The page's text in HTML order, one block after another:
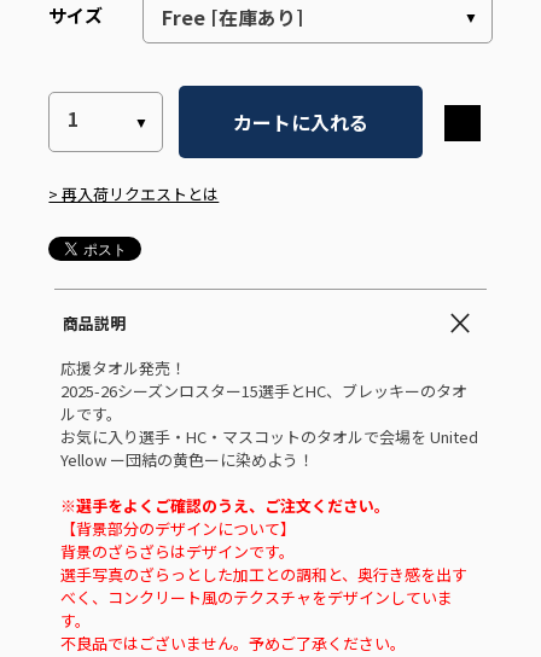
サイズ
カートに入れる
> 再入荷リクエストとは
商品説明
応援タオル発売！
2025-26シーズンロスター15選手とHC、ブレッキーのタオ
ルです。
お気に入り選手・HC・マスコットのタオルで会場を United
Yellow ー団結の黄色ーに染めよう！
※選手をよくご確認のうえ、ご注文ください。
【背景部分のデザインについて】
背景のざらざらはデザインです。
選手写真のざらっとした加工との調和と、奥行き感を出す
べく、コンクリート風のテクスチャをデザインしていま
す。
不良品ではございません。予めご了承ください。